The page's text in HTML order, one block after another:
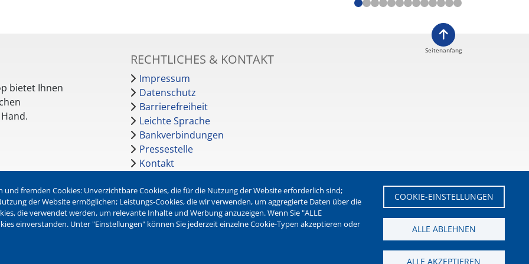
bietet Ihnen
RECHTLICHES & KONTAKT
Impressum
Datenschutz
Barrierefreiheit
Leichte Sprache
Bankverbindungen
Pressestelle
Kontakt
NEWSLETTER
Jetzt die verschiedenen Newsletter der Stadt Waltrop
abonnieren:
Seitenanfang
fremden Cookies: Unverzichtbare Cookies, die für die Nutzung der Website erforderlich sind;
der Website ermöglichen; Leistungs-Cookies, die wir verwenden, um aggregierte Daten über die
die verwendet werden, um relevante Inhalte und Werbung anzuzeigen. Wenn Sie "ALLE
einverstanden. Unter "Einstellungen" können Sie jederzeit einzelne Cookie-Typen akzeptieren oder
COOKIE-EINSTELLUNGEN
ALLE ABLEHNEN
ALLE AKZEPTIEREN